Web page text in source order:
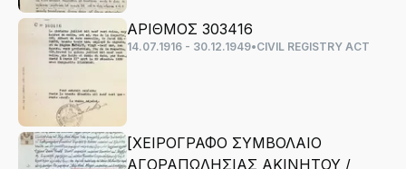
ΑΡΙΘΜΟΣ 303416
14.07.1916 - 30.12.1949•CIVIL REGISTRY ACT
[ΧΕΙΡΟΓΡΑΦΟ ΣΥΜΒΟΛΑΙΟ
ΑΓΟΡΑΠΩΛΗΣΙΑΣ ΑΚΙΝΗΤΟΥ /